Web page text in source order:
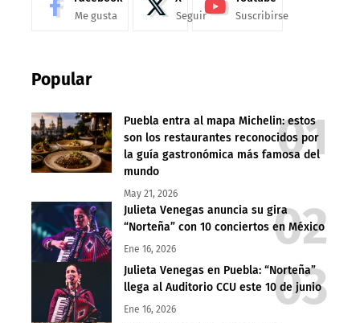
Me gusta Seguir Suscribirse
Popular
Puebla entra al mapa Michelin: estos
son los restaurantes reconocidos por
la guía gastronómica más famosa del
mundo
May 21, 2026
Julieta Venegas anuncia su gira
“Norteña” con 10 conciertos en México
Ene 16, 2026
Julieta Venegas en Puebla: “Norteña”
llega al Auditorio CCU este 10 de junio
Ene 16, 2026